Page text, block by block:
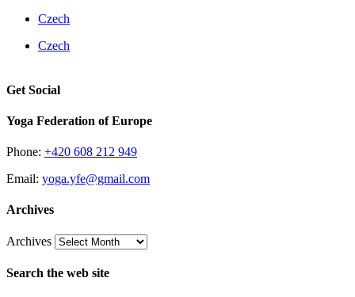
Czech
Czech
Get Social
Yoga Federation of Europe
Phone: +420 608 212 949
Email: yoga.yfe@gmail.com
Archives
Archives
Search the web site